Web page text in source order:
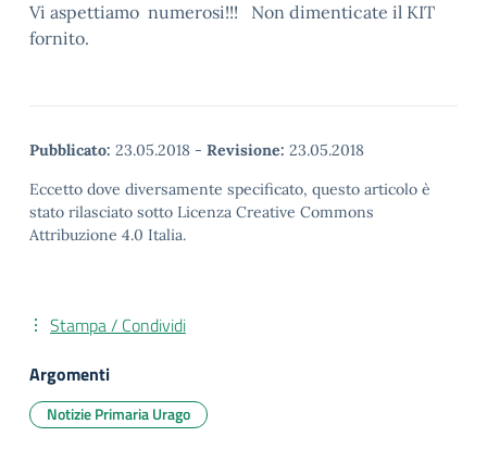
Vi aspettiamo numerosi!!! Non dimenticate il KIT
fornito.
Pubblicato: 23.05.2018 - Revisione: 23.05.2018
Eccetto dove diversamente specificato, questo articolo è
stato rilasciato sotto Licenza Creative Commons
Attribuzione 4.0 Italia.
Stampa / Condividi
Argomenti
Notizie Primaria Urago